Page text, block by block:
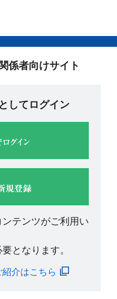
係者向けサイト
してログイン
テンツがご利用い
となります。
介はこちら